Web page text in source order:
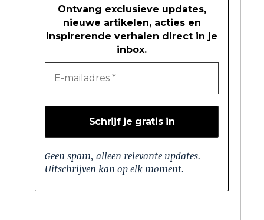
Ontvang exclusieve updates,
nieuwe artikelen, acties en
inspirerende verhalen direct in je
inbox.
Geen spam, alleen relevante updates.
Uitschrijven kan op elk moment.